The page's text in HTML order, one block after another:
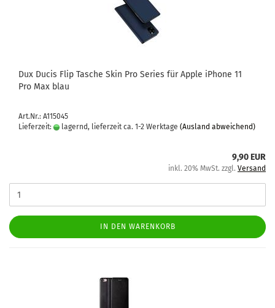
Dux Ducis Flip Ta­sche Skin Pro Se­ries für Apple iPho­ne 11
Pro Max blau
Art.Nr.: A115045
Lieferzeit:
lagernd, lieferzeit ca. 1-2 Werktage (Ausland abweichend)
9,90 EUR
inkl. 20% MwSt. zzgl. Versand
IN DEN WARENKORB